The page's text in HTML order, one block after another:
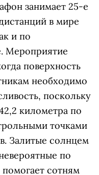
занимает 25-е
в мире
и по
Мероприятие
поверхность
необходимо
поскольку
километра по
точками
Залитые солнцем
по
сотням